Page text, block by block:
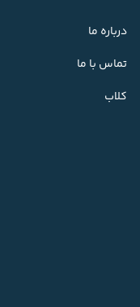
درباره ما
تماس با ما
کلاب